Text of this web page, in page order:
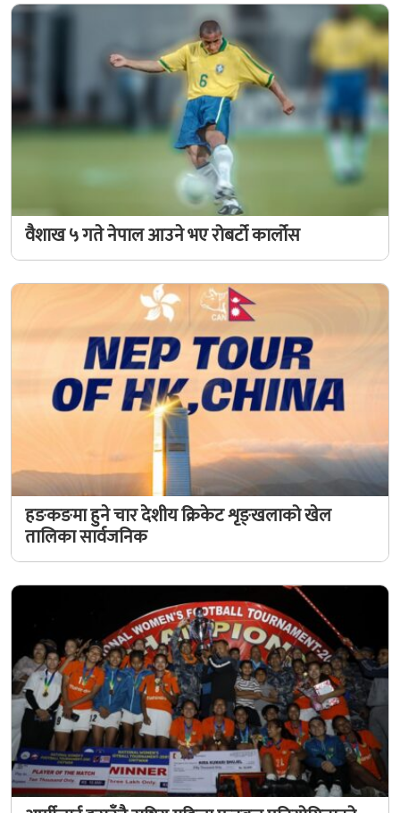
वैशाख ५ गते नेपाल आउने भए रोबर्टो कार्लोस
हङकङमा हुने चार देशीय क्रिकेट शृङ्खलाको खेल
तालिका सार्वजनिक